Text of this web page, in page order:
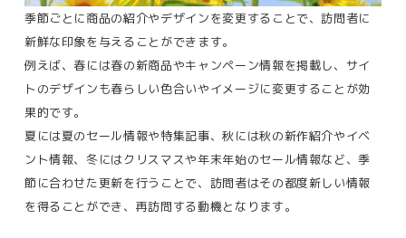
季節ごとに商品の紹介やデザインを変更することで、訪問者に
新鮮な印象を与えることができます。
例えば、春には春の新商品やキャンペーン情報を掲載し、サイ
トのデザインも春らしい色合いやイメージに変更することが効
果的です。
夏には夏のセール情報や特集記事、秋には秋の新作紹介やイベ
ント情報、冬にはクリスマスや年末年始のセール情報など、季
節に合わせた更新を行うことで、訪問者はその都度新しい情報
を得ることができ、再訪問する動機となります​。